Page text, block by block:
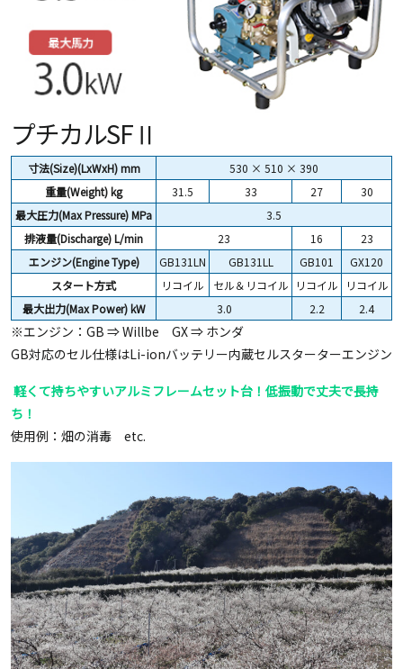
プチカルSFⅡ
寸法(Size)(LxWxH) mm
530 × 510 × 390
重量(Weight)kg 31.5 33 27
30
最大圧力(Max Pressure) MPa
3.5
排液量(Discharge) L/min
23 16
23
エンジン(Engine Type)
GB131LN GB131LL GB101
GX120
スタート方式
リコイル セル＆リコイル リコイル
リコイル
最大出力(Max Power) kW
3.0 2.2 2.4
※エンジン：GB ⇒ Willbe GX ⇒ ホンダ
GB対応のセル仕様はLi-ionバッテリー内蔵セルスターターエンジン
軽くて持ちやすいアルミフレームセット台！低振動で丈夫で長持
ち！
使用例：畑の消毒 etc.